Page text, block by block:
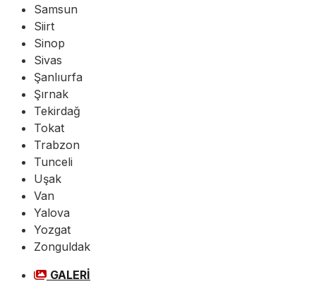
Samsun
Siirt
Sinop
Sivas
Şanlıurfa
Şırnak
Tekirdağ
Tokat
Trabzon
Tunceli
Uşak
Van
Yalova
Yozgat
Zonguldak
GALERİ